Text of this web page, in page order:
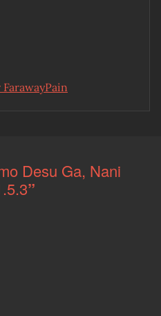
Desu Ga, Nani
”